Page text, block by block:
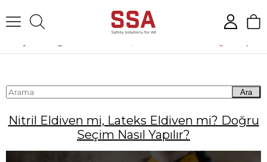
Ara
Nitril Eldiven mi, Lateks Eldiven mi? Doğru
Seçim Nasıl Yapılır?